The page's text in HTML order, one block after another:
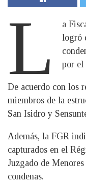
L
a
logró
por el
De acuerdo con los
miembros de la
San Isidro y
Además, la FGR
capturados en el
Juzgado de
condenas.